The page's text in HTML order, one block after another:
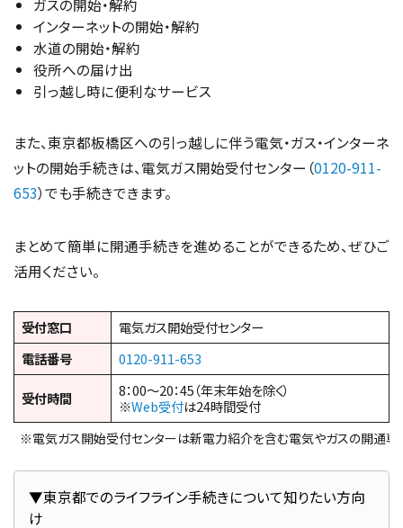
ガスの開始・解約
インターネットの開始・解約
水道の開始・解約
役所への届け出
引っ越し時に便利なサービス
また、東京都板橋区への引っ越しに伴う電気・ガス・インターネ
ットの開始手続きは、電気ガス開始受付センター（0120-911-
653）でも手続きできます。
まとめて簡単に開通手続きを進めることができるため、ぜひご
活用ください。
受付窓口
電気ガス開始受付センター
電話番号
0120-911-653
受付時間
8：00～20：45（年末年始を除く）
※Web受付は24時間受付
※電気ガス開始受付センターは新電力紹介を含む電気やガスの開通専
▼東京都でのライフライン手続きについて知りたい方向